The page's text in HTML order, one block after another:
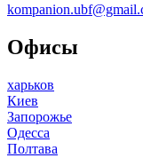
Офисы
харьков
Киев
Запорожье
Одесса
Полтава